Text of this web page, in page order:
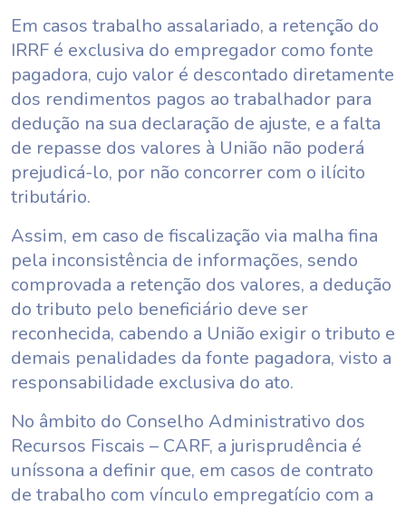
Em casos trabalho assalariado, a retenção do
IRRF é exclusiva do empregador como fonte
pagadora, cujo valor é descontado diretamente
dos rendimentos pagos ao trabalhador para
dedução na sua declaração de ajuste, e a falta
de repasse dos valores à União não poderá
prejudicá-lo, por não concorrer com o ilícito
tributário.
Assim, em caso de fiscalização via malha fina
pela inconsistência de informações, sendo
comprovada a retenção dos valores, a dedução
do tributo pelo beneficiário deve ser
reconhecida, cabendo a União exigir o tributo e
demais penalidades da fonte pagadora, visto a
responsabilidade exclusiva do ato.
No âmbito do Conselho Administrativo dos
Recursos Fiscais – CARF, a jurisprudência é
uníssona a definir que, em casos de contrato
de trabalho com vínculo empregatício com a